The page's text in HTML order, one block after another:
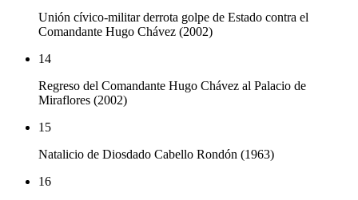
Unión cívico-militar derrota golpe de Estado contra el
Comandante Hugo Chávez (2002)
14
Regreso del Comandante Hugo Chávez al Palacio de
Miraflores (2002)
15
Natalicio de Diosdado Cabello Rondón (1963)
16